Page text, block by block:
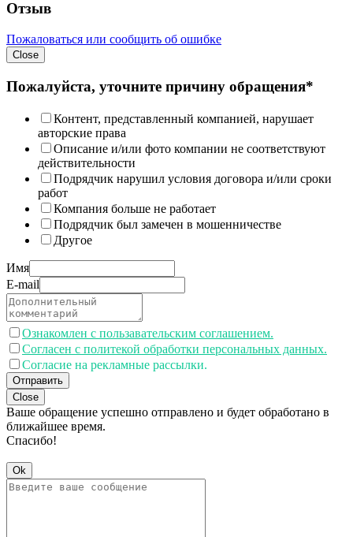
Отзыв
Пожаловаться или сообщить об ошибке
Close
Пожалуйста, уточните причину обращения*
Контент, представленный компанией, нарушает
авторские права
Описание и/или фото компании не соответствуют
действительности
Подрядчик нарушил условия договора и/или сроки
работ
Компания больше не работает
Подрядчик был замечен в мошенничестве
Другое
Имя
E-mail
Ознакомлен с пользавательским соглашением.
Согласен с политекой обработки персональных данных.
Согласие на рекламные рассылки.
Отправить
Close
Ваше обращение успешно отправлено и будет обработано в
ближайшее время.
Спасибо!
Ok